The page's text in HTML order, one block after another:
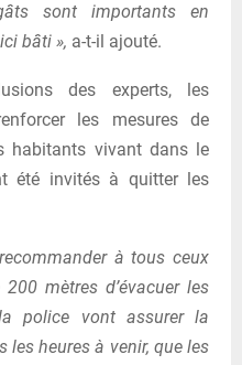
sont importants en
bâti », a-t-il ajouté.
des experts, les
les mesures de
habitants vivant dans le
été invités à quitter les
à tous ceux
mètres d’évacuer les
police vont assurer la
les heures à venir, que les